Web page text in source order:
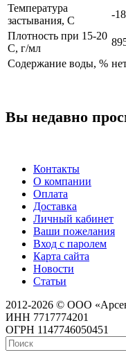
Температура
застывания, С
-18
Плотность при 15-20
С, г/мл
Содержание воды, %
Вы недавно
Контакты
О компании
Оплата
Доставка
Личный кабинет
Ваши пожелания
Вход с паролем
Карта сайта
Новости
Статьи
2012-2026 © ООО
ИНН 7717774201
ОГРН 1147746050451